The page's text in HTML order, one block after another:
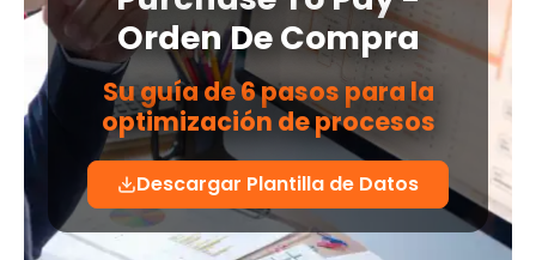
Orden De Compra
Su guía de 6 pasos para la
optimización de procesos
Descargar Plantilla de Datos